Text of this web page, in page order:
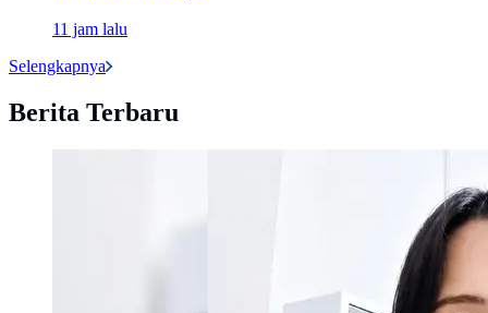
11 jam lalu
Selengkapnya
Berita Terbaru